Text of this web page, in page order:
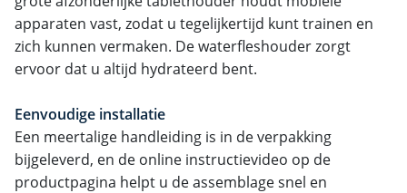
apparaten vast, zodat u tegelijkertijd kunt trainen en
zich kunnen vermaken. De waterfleshouder zorgt
ervoor dat u altijd hydrateerd bent.
Eenvoudige installatie
Een meertalige handleiding is in de verpakking
bijgeleverd, en de online instructievideo op de
productpagina helpt u de assemblage snel en